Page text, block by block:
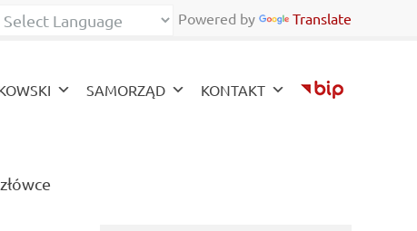
Powered by Translate
SAMORZĄD KONTAKT